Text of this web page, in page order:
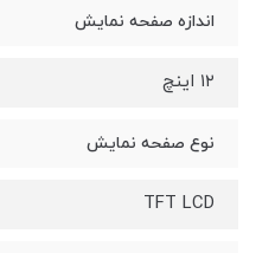
اندازه صفحه نمایش
۱۲ اینچ
نوع صفحه نمایش
TFT LCD